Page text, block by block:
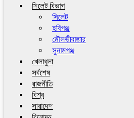
সিলেট বিভাগ
সিলেট
হবিগঞ্জ
মৌলভীবাজার
সুনামগঞ্জ
খেলাধুলা
সর্বশেষ
রাজনীতি
বিশ্ব
সারাদেশ